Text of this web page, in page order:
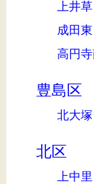
上井草
成田東
高円
豊島区
北大塚
北区
上中里